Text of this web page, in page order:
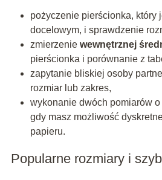
pożyczenie pierścionka, który
docelowym, i sprawdzenie
zmierzenie wewnętrznej
pierścionka i porównanie z
zapytanie bliskiej osoby
rozmiar lub zakres,
wykonanie dwóch pomiarów
gdy masz możliwość
papieru.
Popularne rozmiary i